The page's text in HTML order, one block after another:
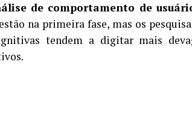
de comportamento de
na primeira fase, mas os
tendem a digitar mais